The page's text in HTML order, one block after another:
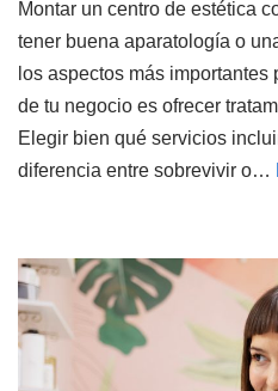
Montar un centro de estética
tener buena aparatología o
los aspectos más
de tu negocio es ofrecer
Elegir bien qué servicios
diferencia entre sobrevivir o…